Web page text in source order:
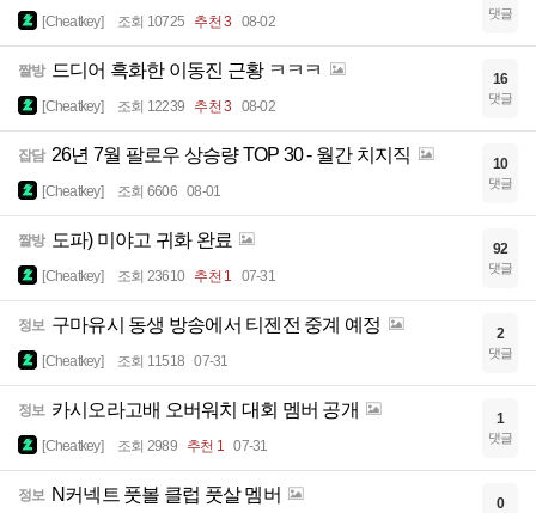
[Cheatkey] 조회 10725 추천 3 08-02 댓글
짤방 드디어 흑화한 이동진 근황 ㅋㅋㅋ
[Cheatkey] 조회 12239 추천 3 08-02
16
댓글
잡담 26년 7월 팔로우 상승량 TOP 30 - 월간 치지직
[Cheatkey] 조회 6606 08-01
10
댓글
짤방 도파) 미야고 귀화 완료
[Cheatkey] 조회 23610 추천 1 07-31
92
댓글
정보 구마유시 동생 방송에서 티젠전 중계 예정
[Cheatkey] 조회 11518 07-31
2
댓글
정보 카시오라고배 오버워치 대회 멤버 공개
[Cheatkey] 조회 2989 추천 1 07-31
1
댓글
정보 N커넥트 풋볼 클럽 풋살 멤버 0